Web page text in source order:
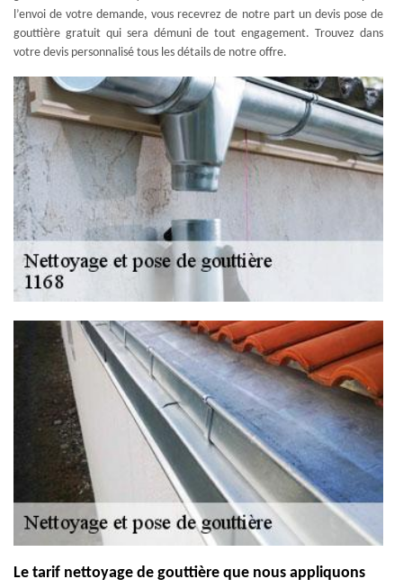
l’envoi de votre demande, vous recevrez de notre part un devis pose de
gouttière gratuit qui sera démuni de tout engagement. Trouvez dans
votre devis personnalisé tous les détails de notre offre.
Le tarif nettoyage de gouttière que nous appliquons